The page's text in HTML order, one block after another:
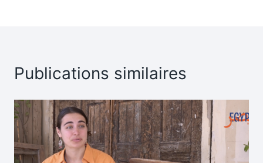
Publications similaires